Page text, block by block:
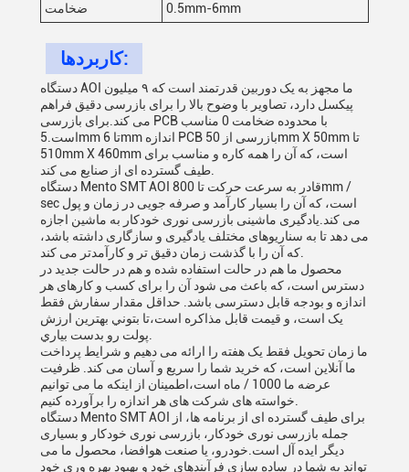
ضخامت
0.5mm-6mm
کاربردها:
دستگاه AOI ما مجهز به یک دوربین قدرتمند است که ۹ میلیون
پیکسل دارد، تصاویر با وضوح بالا را برای بازرسی دقیق فراهم
می کند.برای بازرسی PCB با محدوده ضخامت 0 مناسب
است.5mm تا 6mm اندازه PCB بازرسی از 50mm X 50mm تا
510mm X 460mm است، که آن را همه کاره و مناسب برای
دستگاه Mento SMT AOI قادر به سرعت حرکت تا 800mm /
sec است، که آن را بسیار کارآمد و صرفه جویی در زمان و پول
می کند.یادگیری ماشینی بازرسی نوری خودکار به ماشین اجازه
می دهد تا به سناریوهای مختلف یادگیری و سازگاری داشته باشد،
محصول ما هم در حالت استفاده شده و هم در حالت جدید در
دسترس است، که باعث می شود آن را برای کسب و کارهای هر
اندازه و بودجه قابل دسترسی باشد. حداقل مقدار سفارش فقط
یک است، و قیمت قابل مذاکره است،تا بتوني بهترين ارزش
ما زمان تحویل فقط یک هفته را ارائه می دهیم و شرایط پرداخت
ما آنلاین است، که خرید شما را سریع و آسان می کند. ظرفیت
عرضه ما 1000 / ماه است،اطمینان از اینکه ما می توانیم
دستگاه Mento SMT AOI برای طیف گسترده ای از برنامه ها، از
جمله بازرسی نوری خودکار، بازرسی نوری خودکار و بسیاری
دیگر ایده آل است.خودرو، یا صنعت هوافضا، محصول ما می
تواند به شما در ساده سازی فرآیندهای خود و بهبود بهره وری خود